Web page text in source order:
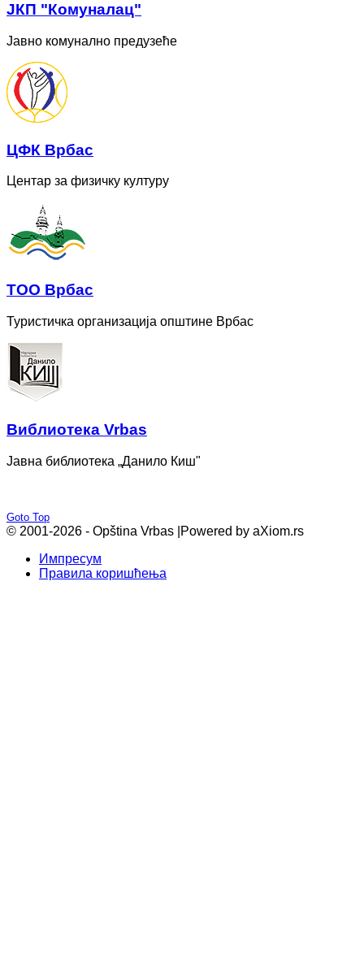
ЈКП "Комуналац"
Јавно комунално предузеће
ЦФК Врбас
Центар за физичку културу
ТОО Врбас
Туристичка организација општине Врбас
Bиблиотека Vrbas
Јавна библиотека „Данило Киш"
Goto Top
© 2001-2026 - Opština Vrbas | Powered by aXiom.rs
Импресум
Правила коришћења